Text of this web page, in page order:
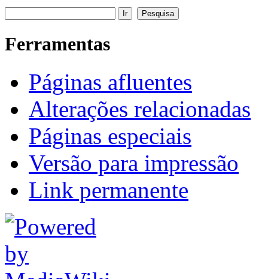
Ferramentas
Páginas afluentes
Alterações relacionadas
Páginas especiais
Versão para impressão
Link permanente